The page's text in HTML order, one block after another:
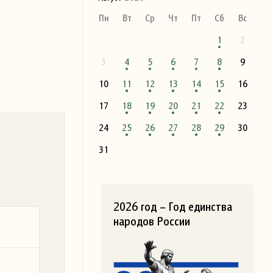
Пн
Вт Ср Чт Пт Сб
Вс
1
2
3
4 5 6 7 8
9
10
11 12 13 14 15
16
17
18 19 20 21 22
23
24
25 26 27 28 29
30
31
2026 год – Год единства
народов России